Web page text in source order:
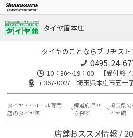
タイヤ館 本庄
タイヤのことならブリヂス
0495-24-
10：30～19：00 【受
〒367-0027 埼玉県本庄市五十
タイヤ・ホイール専門
店のタイヤ館
都道府県か
ら探す
埼玉県の
イヤ館
店舗おススメ情報 /